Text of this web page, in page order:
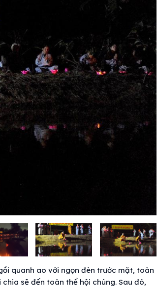
quanh ao với ngọn đèn trước mặt, toàn
sẽ đến toàn thể hội chúng. Sau đó,